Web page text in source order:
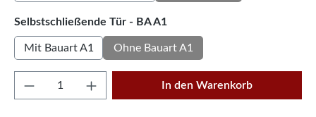
Selbstschließende Tür - BA A1
Mit Bauart A1 Ohne Bauart A1
Produkt Anzahl: Gib den gewünschten
In den Warenkorb